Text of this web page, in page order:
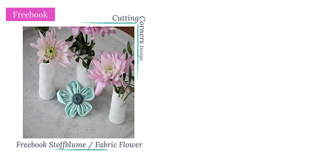
Freebook